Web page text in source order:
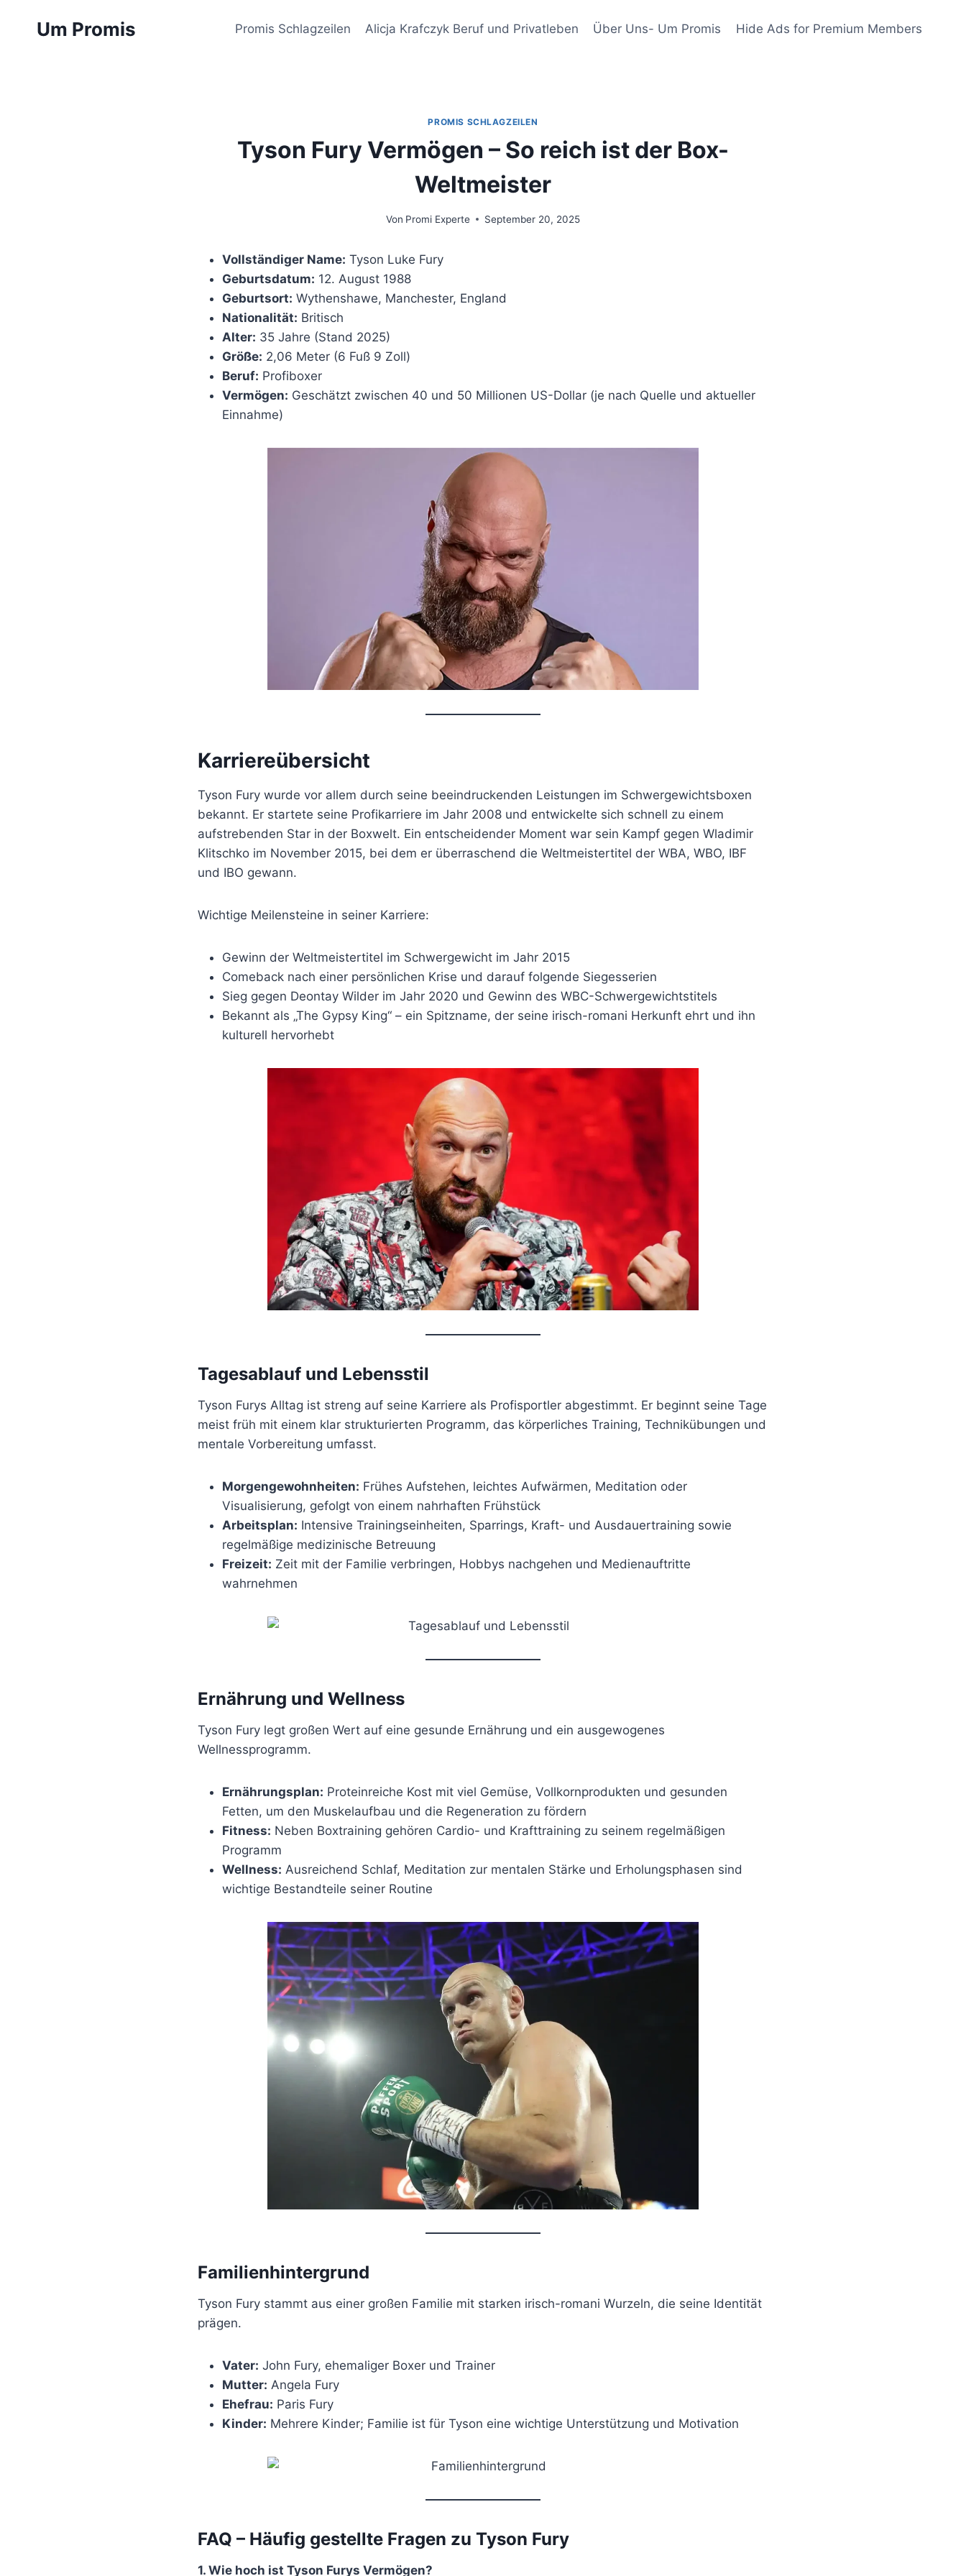
Um Promis Promis Schlagzeilen Alicja Krafczyk Beruf und Privatleben Über Uns- Um Promis Hide Ads for Premium Members
PROMIS SCHLAGZEILEN
Tyson Fury Vermögen – So reich ist der Box-
Weltmeister
Von Promi Experte September 20, 2025
Vollständiger Name: Tyson Luke Fury
Geburtsdatum: 12. August 1988
Geburtsort: Wythenshawe, Manchester, England
Nationalität: Britisch
Alter: 35 Jahre (Stand 2025)
Größe: 2,06 Meter (6 Fuß 9 Zoll)
Beruf: Profiboxer
Vermögen: Geschätzt zwischen 40 und 50 Millionen US-Dollar (je nach Quelle und aktueller
Einnahme)
Karriereübersicht
Tyson Fury wurde vor allem durch seine beeindruckenden Leistungen im Schwergewichtsboxen
bekannt. Er startete seine Profikarriere im Jahr 2008 und entwickelte sich schnell zu einem
aufstrebenden Star in der Boxwelt. Ein entscheidender Moment war sein Kampf gegen Wladimir
Klitschko im November 2015, bei dem er überraschend die Weltmeistertitel der WBA, WBO, IBF
und IBO gewann.
Wichtige Meilensteine in seiner Karriere:
Gewinn der Weltmeistertitel im Schwergewicht im Jahr 2015
Comeback nach einer persönlichen Krise und darauf folgende Siegesserien
Sieg gegen Deontay Wilder im Jahr 2020 und Gewinn des WBC-Schwergewichtstitels
Bekannt als „The Gypsy King“ – ein Spitzname, der seine irisch-romani Herkunft ehrt und ihn
kulturell hervorhebt
Tagesablauf und Lebensstil
Tyson Furys Alltag ist streng auf seine Karriere als Profisportler abgestimmt. Er beginnt seine Tage
meist früh mit einem klar strukturierten Programm, das körperliches Training, Technikübungen und
mentale Vorbereitung umfasst.
Morgengewohnheiten: Frühes Aufstehen, leichtes Aufwärmen, Meditation oder
Visualisierung, gefolgt von einem nahrhaften Frühstück
Arbeitsplan: Intensive Trainingseinheiten, Sparrings, Kraft- und Ausdauertraining sowie
regelmäßige medizinische Betreuung
Freizeit: Zeit mit der Familie verbringen, Hobbys nachgehen und Medienauftritte
wahrnehmen
Ernährung und Wellness
Tyson Fury legt großen Wert auf eine gesunde Ernährung und ein ausgewogenes
Wellnessprogramm.
Ernährungsplan: Proteinreiche Kost mit viel Gemüse, Vollkornprodukten und gesunden
Fetten, um den Muskelaufbau und die Regeneration zu fördern
Fitness: Neben Boxtraining gehören Cardio- und Krafttraining zu seinem regelmäßigen
Programm
Wellness: Ausreichend Schlaf, Meditation zur mentalen Stärke und Erholungsphasen sind
wichtige Bestandteile seiner Routine
Familienhintergrund
Tyson Fury stammt aus einer großen Familie mit starken irisch-romani Wurzeln, die seine Identität
prägen.
Vater: John Fury, ehemaliger Boxer und Trainer
Mutter: Angela Fury
Ehefrau: Paris Fury
Kinder: Mehrere Kinder; Familie ist für Tyson eine wichtige Unterstützung und Motivation
FAQ – Häufig gestellte Fragen zu Tyson Fury
1. Wie hoch ist Tyson Furys Vermögen?